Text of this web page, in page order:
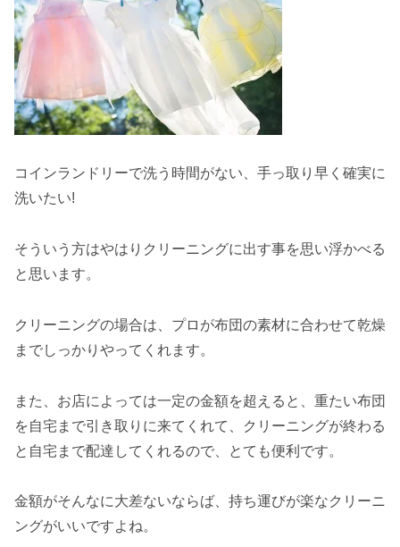
コインランドリーで洗う時間がない、手っ取り早く確実に
洗いたい!
そういう方はやはりクリーニングに出す事を思い浮かべる
と思います。
クリーニングの場合は、プロが布団の素材に合わせて乾燥
までしっかりやってくれます。
また、お店によっては一定の金額を超えると、重たい布団
を自宅まで引き取りに来てくれて、クリーニングが終わる
と自宅まで配達してくれるので、とても便利です。
金額がそんなに大差ないならば、持ち運びが楽なクリーニ
ングがいいですよね。